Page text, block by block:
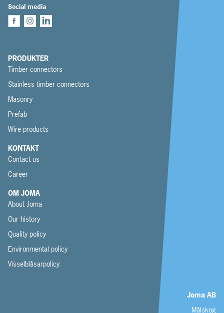
Social media
PRODUKTER
Timber connectors
Stainless timber connectors
Masonry
Prefab
Wire products
KONTAKT
Contact us
Career
OM JOMA
About Joma
Our history
Quality policy
Environmental policy
Visselblåsarpolicy
Joma AB
Målskog